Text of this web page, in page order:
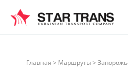
Главная > Маршруты>